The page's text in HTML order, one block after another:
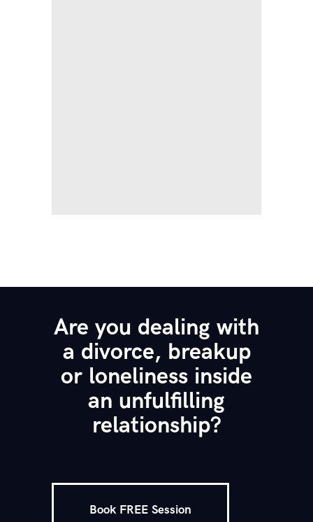
Are you dealing with
a divorce, breakup
or loneliness inside
an unfulfilling
relationship?
Book FREE Session